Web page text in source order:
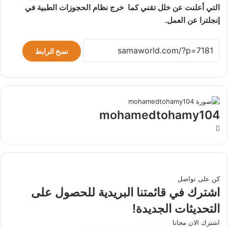
التي أعلنت عن خلل تقني كما خرج نظام الحجوزات الطبية في
إنجلترا عن العمل.
نسخ الرابط
mohamedtohamy104
كن على تواصل
اشترك في قائمتنا البريدية للحصول على
التحديثات الجديدة!
اشترك الان مجانا